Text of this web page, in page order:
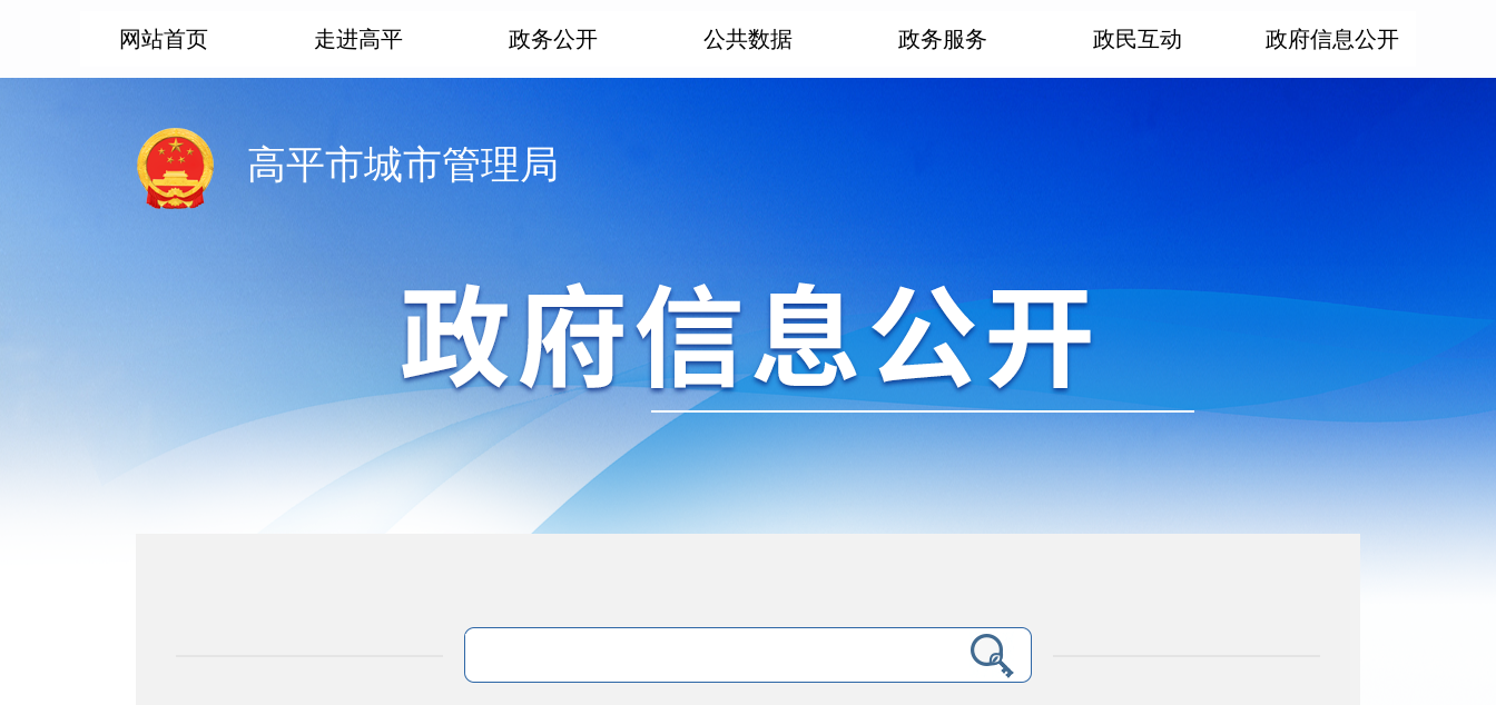
网站首页 走进高平 政务公开 公共数据 政务服务 政民互动 政府信息公开
高平市城市管理局